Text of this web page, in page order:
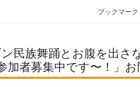
ブックマーク
民族舞踊とお腹を出さ
加者募集中です〜！」